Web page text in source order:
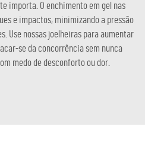
importa. O enchimento em gel nas
e impactos, minimizando a pressão
Use nossas joelheiras para aumentar
se da concorrência sem nunca
medo de desconforto ou dor.